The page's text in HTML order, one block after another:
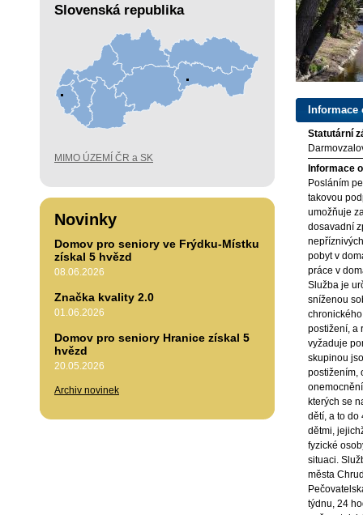
Slovenská republika
MIMO ÚZEMÍ ČR a SK
Novinky
Domov pro seniory ve Frýdku-Místku
získal 5 hvězd
08.06.2026
Značka kvality 2.0
01.06.2026
Domov pro seniory Hranice získal 5
hvězd
20.05.2026
Archiv novinek
Statutární
Informace
Posláním
takovou
umožňuje
dosavadní
pobyt v
práce v
Služba je
sníženou
postižení, a
vyžaduje
skupinou
postižením,
kterých se
dětí, a to do
dětmi,
fyzické
situaci.
města
týdnu, 24